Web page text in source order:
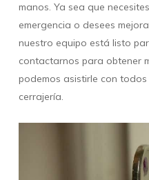
manos. Ya sea que
emergencia o desees
nuestro equipo está listo
contactarnos para obtener
podemos asistirle con
cerrajería.